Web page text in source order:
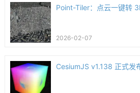
Point-Tiler：点云一键转
2026-02-07
CesiumJS v1.138 正式发